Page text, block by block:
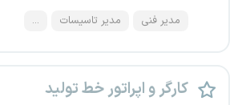
مدیر فنی مدیر تاسیسات ...
کارگر و اپراتور خط تولید